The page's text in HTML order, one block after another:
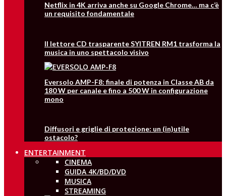
Netflix in 4K arriva anche su Google Chrome… ma c’è
un requisito fondamentale
Il lettore CD trasparente SYITREN RM1 trasforma la
musica in uno spettacolo visivo
Eversolo AMP-F8: finale di potenza in Classe AB da
180 W per canale e fino a 500 W in configurazione
mono
Diffusori e griglie di protezione: un (in)utile
ostacolo?
ENTERTAINMENT
CINEMA
GUIDA 4K/BD/DVD
MUSICA
STREAMING